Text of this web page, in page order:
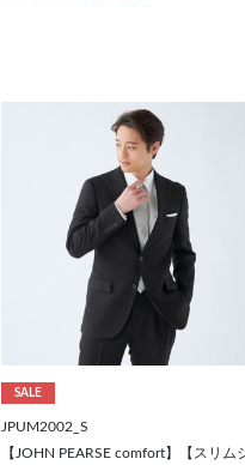
SALE
JPUM2002_S
【JOHN PEARSE comfort】【スリム